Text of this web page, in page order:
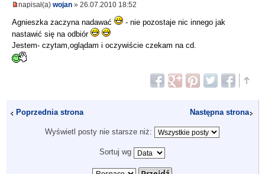
napisał(a) wojan » 26.07.2010 18:52
Agnieszka zaczyna nadawać
- nie pozostaje nic innego jak
nastawić się na odbiór
Jestem- czytam,oglądam i oczywiście czekam na cd.
Poprzednia strona Następna strona
Wyświetl posty nie starsze niż:
Sortuj wg